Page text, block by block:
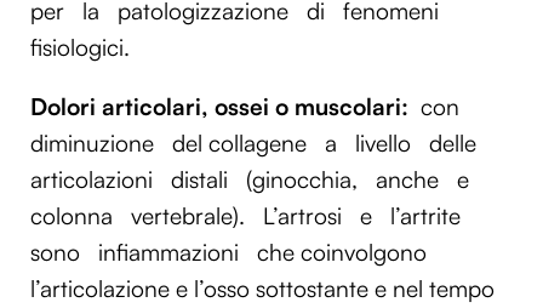
per la patologizzazione di
fenomeni
fisiologici.
Dolori articolari, ossei o muscolari: con
diminuzione
del collagene a livello
delle
articolazioni
distali (ginocchia, anche
e
colonna
vertebrale). L’artrosi e
l’artrite
sono
infiammazioni
che coinvolgono
l’articolazione e l’osso sottostante e nel tempo